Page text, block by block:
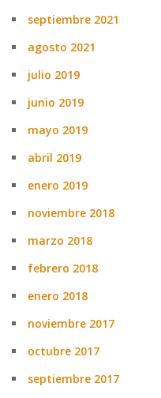
septiembre 2021
agosto 2021
julio 2019
junio 2019
mayo 2019
abril 2019
enero 2019
noviembre 2018
marzo 2018
febrero 2018
enero 2018
noviembre 2017
octubre 2017
septiembre 2017